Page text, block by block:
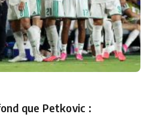
que Petkovic :